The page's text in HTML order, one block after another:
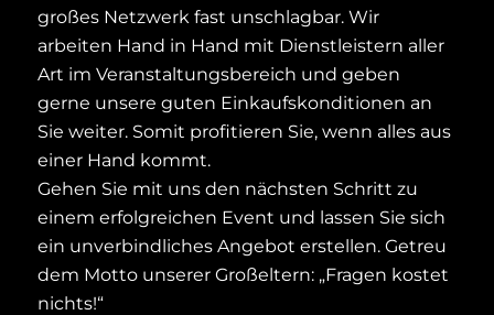
großes Netzwerk fast unschlagbar. Wir
arbeiten Hand in Hand mit Dienstleistern aller
Art im Veranstaltungsbereich und geben
gerne unsere guten Einkaufskonditionen an
Sie weiter. Somit profitieren Sie, wenn alles aus
einer Hand kommt.
Gehen Sie mit uns den nächsten Schritt zu
einem erfolgreichen Event und lassen Sie sich
ein unverbindliches Angebot erstellen. Getreu
dem Motto unserer Großeltern: „Fragen kostet
nichts!“